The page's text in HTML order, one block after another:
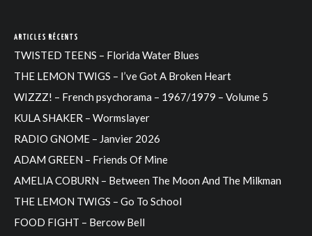
ARTICLES RÉCENTS
TWISTED TEENS – Florida Water Blues
THE LEMON TWIGS – I’ve Got A Broken Heart
WIZZZ! – French psychorama – 1967/1979 – Volume 5
KULA SHAKER – Wormslayer
RADIO GNOME – Janvier 2026
ADAM GREEN – Friends Of Mine
AMELIA COBURN – Between The Moon And The Milkman
THE LEMON TWIGS – Go To School
FOOD FIGHT – Bercow Bell